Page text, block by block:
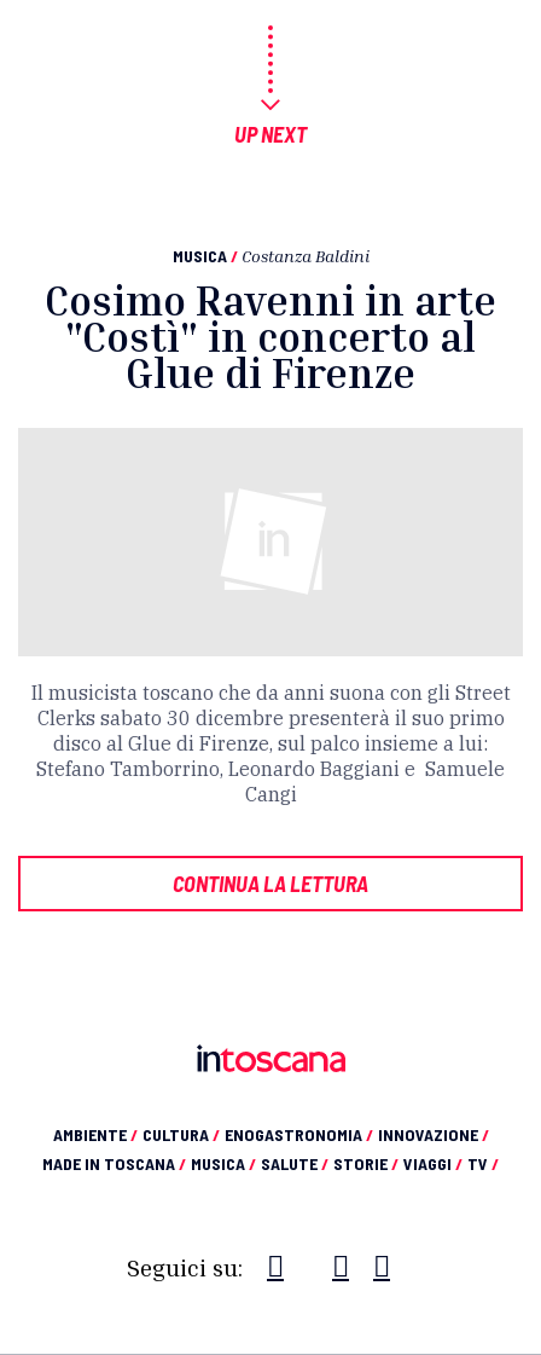
UP NEXT
MUSICA / Costanza Baldini
Cosimo Ravenni in arte
"Costì" in concerto al
Glue di Firenze
Il musicista toscano che da anni suona con gli Street
Clerks sabato 30 dicembre presenterà il suo primo
disco al Glue di Firenze, sul palco insieme a lui:
Stefano Tamborrino, Leonardo Baggiani e Samuele
Cangi
CONTINUA LA LETTURA
AMBIENTE/ CULTURA/ ENOGASTRONOMIA/ INNOVAZIONE/
MADE IN TOSCANA/ MUSICA/ SALUTE/ STORIE/ VIAGGI / TV /
Seguici su: